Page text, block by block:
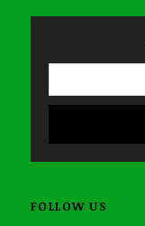
FOLLOW US